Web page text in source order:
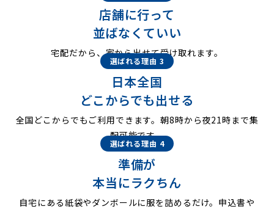
店舗に行って
並ばなくていい
宅配だから、家から出せて受け取れます。
選ばれる理由 3
日本全国
どこからでも出せる
全国どこからでもご利用できます。朝8時から夜21時まで集
配可能です。
選ばれる理由 4
準備が
本当にラクちん
自宅にある紙袋やダンボールに服を詰めるだけ。申込書や